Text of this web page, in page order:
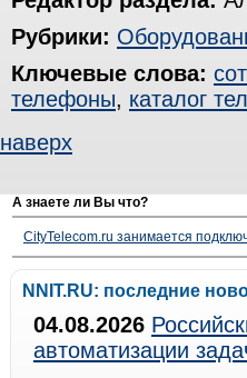
Рубрики:
Ключевые слова:
телефоны, каталог
наверх
А знаете ли Вы что?
CityTelecom.ru занимается
NNIT.RU: последние
04.08.2026
автоматизации